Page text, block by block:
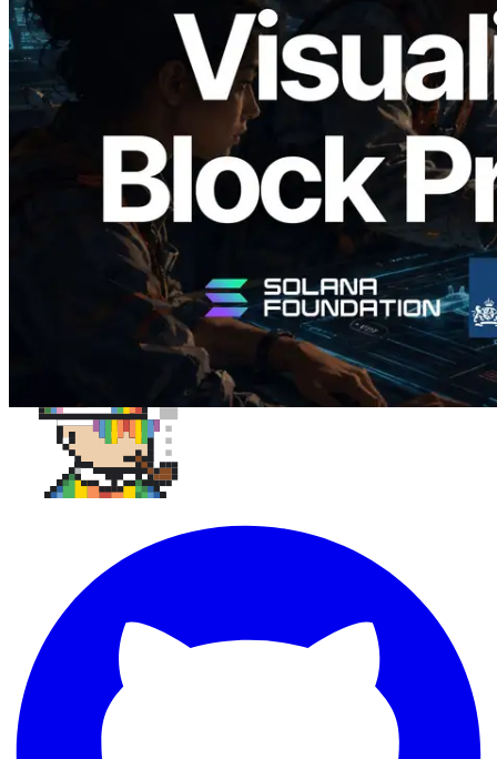
Validators Solutions, Solana Block
Analyzer'ı Yayınladı — Slot Başına Blok
Üretim Süresi ve Görevli Doğrulayıcı
Görselleştirmesi
Bu makaleyi oku
Daha fazla yükle